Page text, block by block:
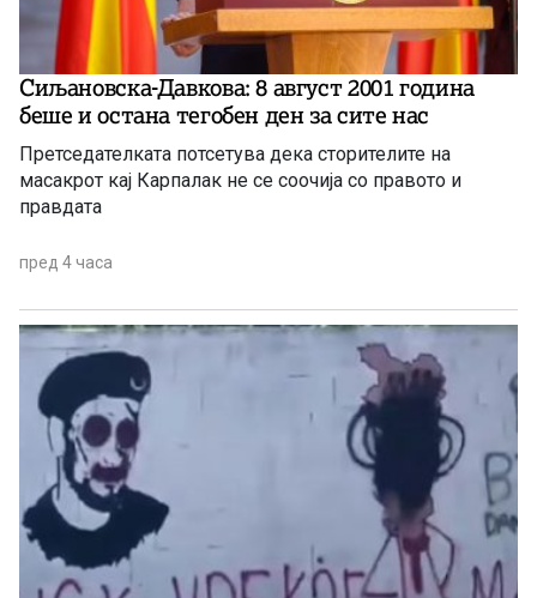
Сиљановска-Давкова: 8 август 2001 година
беше и остана тегобен ден за сите нас
Претседателката потсетува дека сторителите на
масакрот кај Карпалак не се соочија со правото и
правдата
пред 4 часа